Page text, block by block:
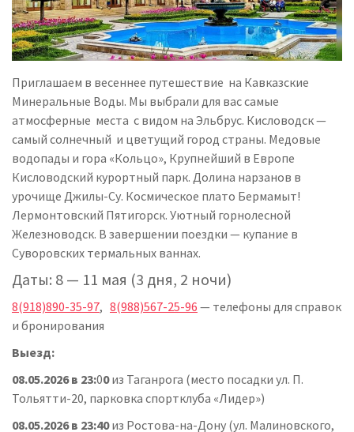
Приглашаем в весеннее путешествие на Кавказские
Минеральные Воды. Мы выбрали для вас самые
атмосферные места с видом на Эльбрус. Кисловодск —
самый солнечный и цветущий город страны. Медовые
водопады и гора «Кольцо», Крупнейший в Европе
Кисловодский курортный парк. Долина нарзанов в
урочище Джилы-Су. Космическое плато Бермамыт!
Лермонтовский Пятигорск. Уютный горнолесной
Железноводск. В завершении поездки — купание в
Суворовских термальных ваннах.
Даты: 8 — 11 мая (3 дня, 2 ночи)
8(918)890-35-97, 8(988)567-25-96 — телефоны для справок
и бронирования
Выезд:
08.05.2026 в 23:00из Таганрога (место посадки ул. П.
Тольятти-20, парковка спортклуба «Лидер»)
08.05.2026 в 23:40из Ростова-на-Дону (ул. Малиновского,